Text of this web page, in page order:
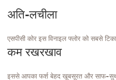
अति-लचीला
एसपीसी कोर इस विनाइल फ्लोर को सबसे
कम रखरखाव
इससे आपका फर्श बेहद खूबसूरत और साफ-